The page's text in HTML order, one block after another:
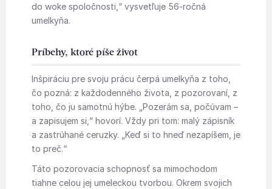
do woke spoločnosti,“ vysvetľuje 56-ročná
umelkyňa.
Príbehy, ktoré píše život
Inšpiráciu pre svoju prácu čerpá umelkyňa z toho,
čo pozná: z každodenného života, z pozorovaní, z
toho, čo ju samotnú hýbe. „Pozerám sa, počúvam –
a zapisujem si,“ hovorí. Vždy pri tom: malý zápisník
a zastrúhané ceruzky. „Keď si to hneď nezapíšem, je
to preč.“
Táto pozorovacia schopnosť sa mimochodom
tiahne celou jej umeleckou tvorbou. Okrem svojich